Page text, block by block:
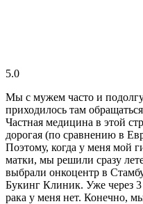
5.0
Мы с мужем часто и
приходилось там
Частная медицина в этой
дорогая (по сравнению в
Поэтому, когда у меня мой
матки, мы решили сразу
выбрали онкоцентр в
Букинг Клиник. Уже через 3
рака у меня нет. Конечно,